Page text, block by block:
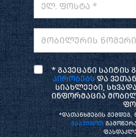
ელ. ფოსტა *
მობილურის
* გავეცანი საიტის
პირობებსდა
სიახლეები,
ინფორმაცია
*დათანხმების შემდეგ,
გააუქმოთ